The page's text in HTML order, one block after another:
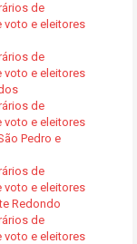
de
e eleitores
de
e eleitores
de
e eleitores
Pedro e
de
e eleitores
Redondo
de
e eleitores